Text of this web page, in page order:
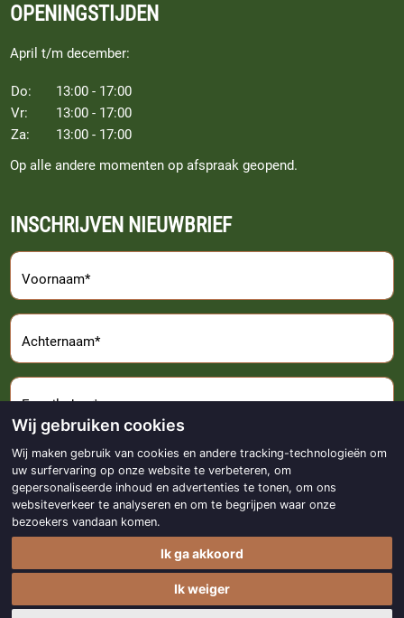
Wij gebruiken cookies
Wij maken gebruik van cookies en andere tracking-technologieën om
uw surfervaring op onze website te verbeteren, om
gepersonaliseerde inhoud en advertenties te tonen, om ons
websiteverkeer te analyseren en om te begrijpen waar onze
bezoekers vandaan komen.
Ik ga akkoord
Ik weiger
OPENINGSTIJDEN
April t/m december:
Do:
13:00 - 17:00
Vr:
13:00 - 17:00
Za:
13:00 - 17:00
Op alle andere momenten op afspraak geopend.
INSCHRIJVEN NIEUWBRIEF
Voornaam*
Achternaam*
E-mailadres*
Aanmelden
BO. Be Original
Powered by
BO Creator DXP®